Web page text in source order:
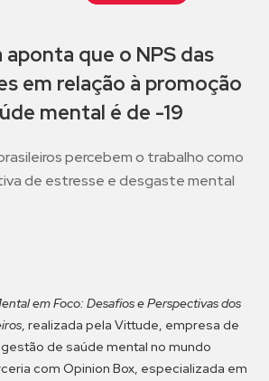
aponta que o NPS das
em relação à promoção
mental é de -19
percebem o trabalho como
de estresse e desgaste mental
em Foco: Desafios e Perspectivas dos
, realizada pela Vittude, empresa de
de saúde mental no mundo
com Opinion Box, especializada em